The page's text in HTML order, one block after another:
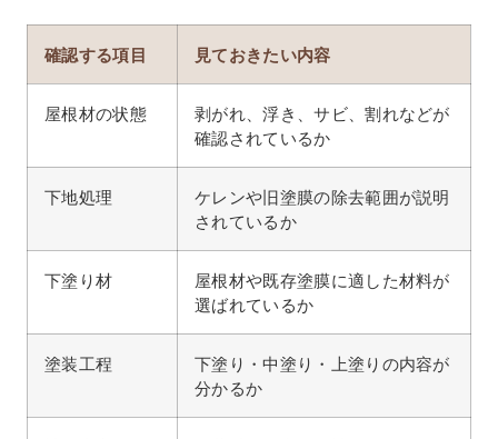
確認する項目 見ておきたい内容
屋根材の状態
剥がれ、浮き、サビ、割れなどが
確認されているか
下地処理
ケレンや旧塗膜の除去範囲が説明
されているか
下塗り材
屋根材や既存塗膜に適した材料が
選ばれているか
塗装工程
下塗り・中塗り・上塗りの内容が
分かるか